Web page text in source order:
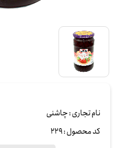
نام تجاری :چاشنی
کد محصول :229